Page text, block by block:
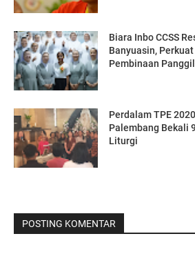
Biara Inbo CCSS
Banyuasin,
Pembinaan
Perdalam TPE
Palembang Bekali
Liturgi
POSTING KOMENTAR